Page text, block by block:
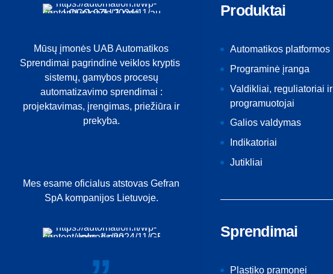
Mūsų įmonės UAB Automatikos
Sprendimai pagrindinė veiklos kryptis
sistemų, gamybos procesų
automatizavimo sprendimai :
projektavimas, įrengimas, priežiūra ir
prekyba.
Mes esame oficialus atstovas Gefran
SpA kompanijos Lietuvoje.
Produktai
Automatikos platformos
Programinė įranga
Valdikliai, reguliatoriai ir
programuotojai
Galios valdymas
Indikatoriai
Jutikliai
Sprendimai
Plastiko pramonei